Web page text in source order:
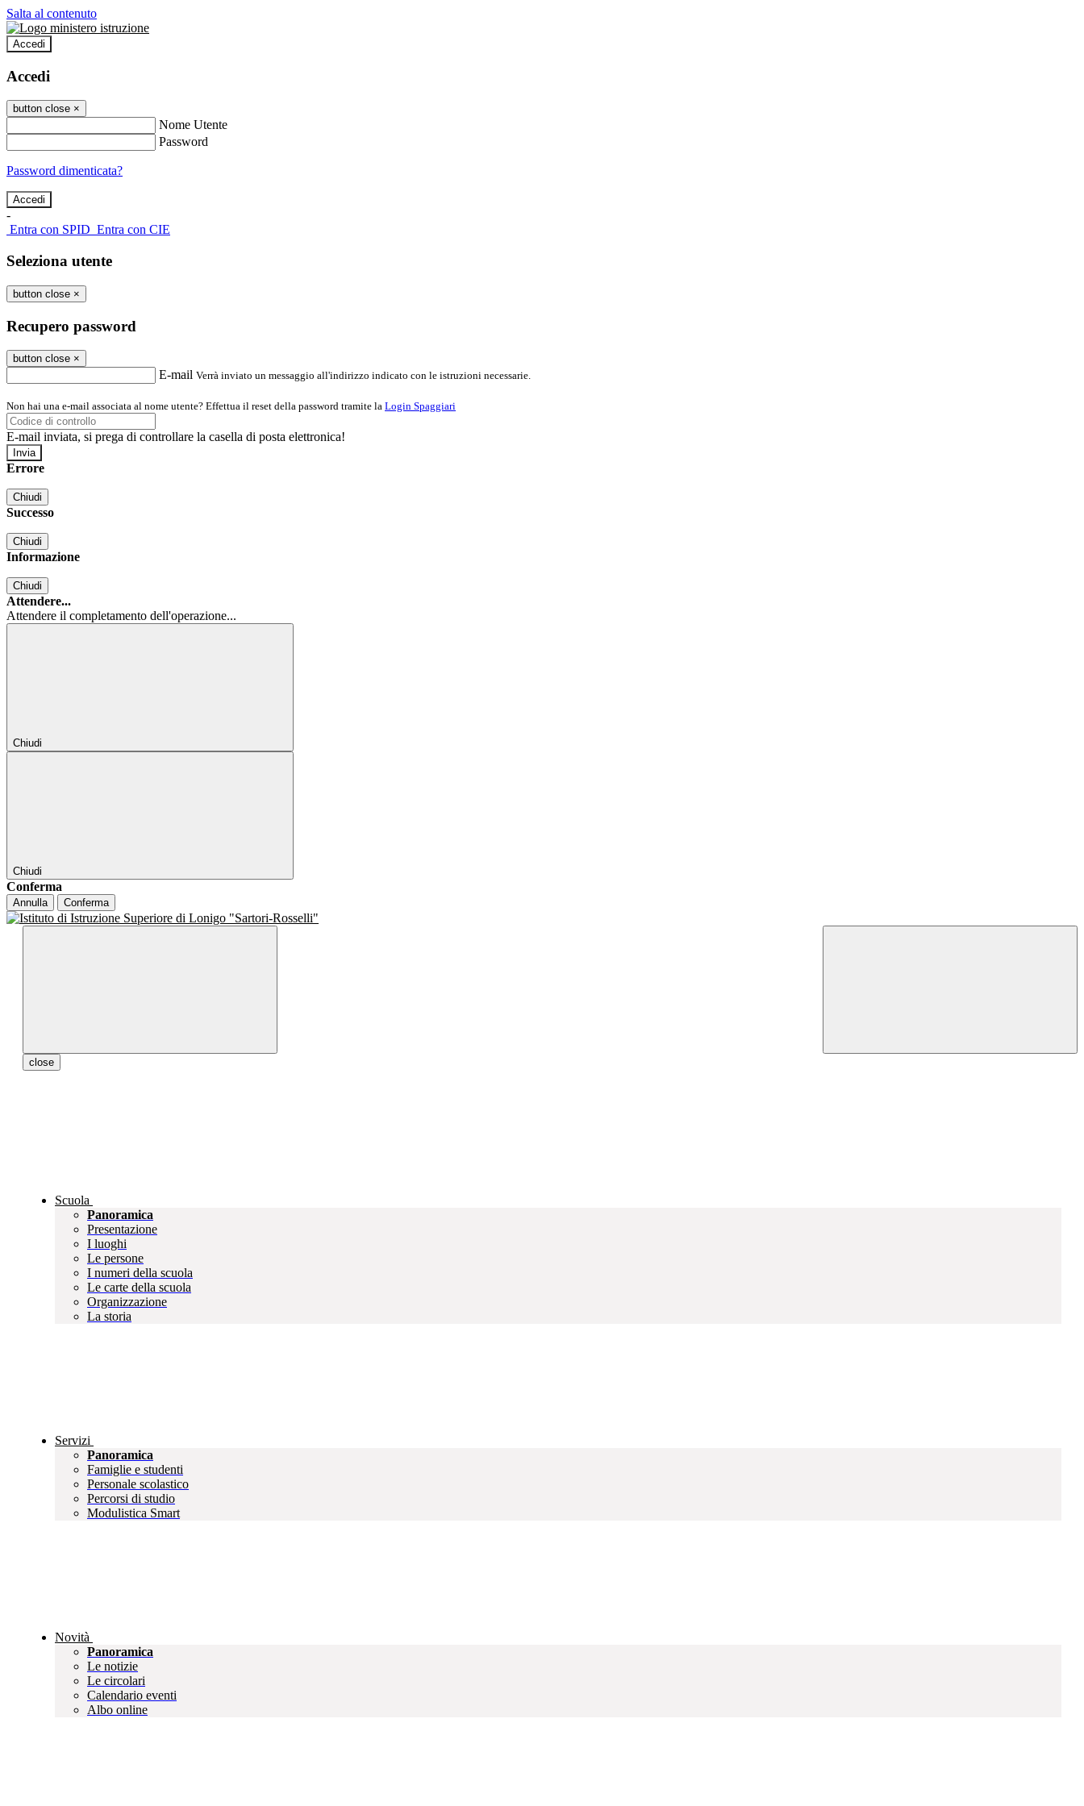
Salta al contenuto
Accedi
Accedi
button close ×
Nome Utente
Password
Password dimenticata?
-
Entra con SPID Entra con CIE
Seleziona utente
button close ×
Recupero password
button close ×
E-mail Verrà inviato un messaggio all'indirizzo indicato con le istruzioni necessarie.
Non hai una e-mail associata al nome utente? Effettua il reset della password tramite la Login Spaggiari
E-mail inviata, si prega di controllare la casella di posta elettronica!
Errore
Chiudi
Successo
Chiudi
Informazione
Chiudi
Attendere...
Attendere il completamento dell'operazione...
Chiudi
Chiudi
Conferma
Annulla Conferma
close
Scuola
Panoramica
Presentazione
I luoghi
Le persone
I numeri della scuola
Le carte della scuola
Organizzazione
La storia
Servizi
Panoramica
Famiglie e studenti
Personale scolastico
Percorsi di studio
Modulistica Smart
Novità
Panoramica
Le notizie
Le circolari
Calendario eventi
Albo online